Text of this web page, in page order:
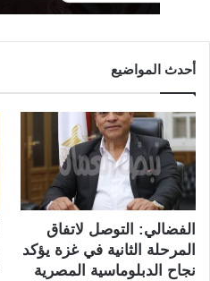
أحدث المواضيع
الفضالي: التوصل لاتفاق
المرحلة الثانية في غزة يؤكد
نجاح الدبلوماسية المصرية